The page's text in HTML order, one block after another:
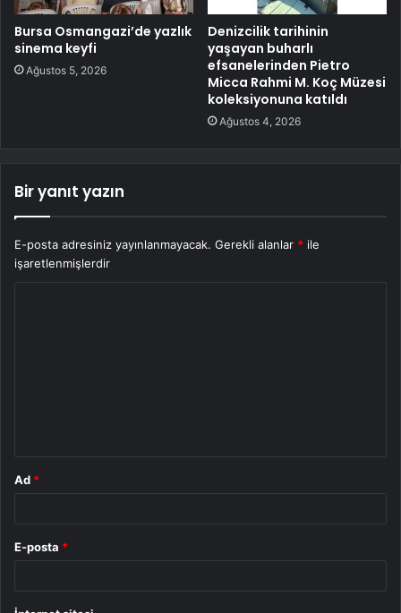
Bursa Osmangazi’de yazlık
sinema keyfi
Ağustos 5, 2026
Denizcilik tarihinin
yaşayan buharlı
efsanelerinden Pietro
Micca Rahmi M. Koç Müzesi
koleksiyonuna katıldı
Ağustos 4, 2026
Bir yanıt yazın
E-posta adresiniz yayınlanmayacak. Gerekli alanlar * ile
işaretlenmişlerdir
Ad *
E-posta *